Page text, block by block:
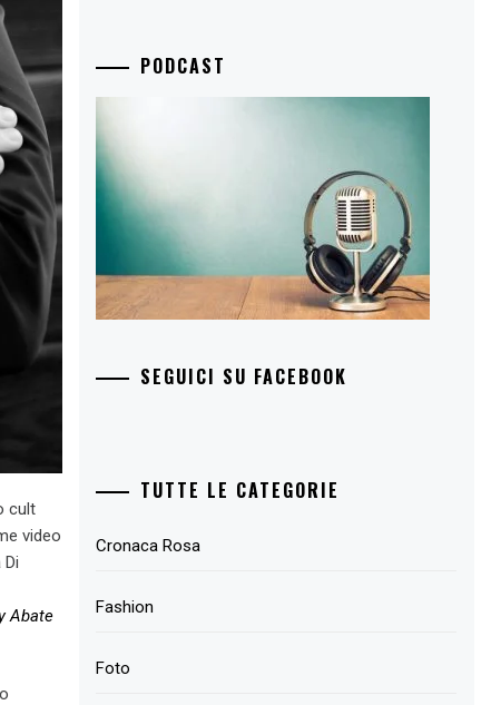
cult
video
Abate
PODCAST
SEGUICI SU FACEBOOK
TUTTE LE CATEGORIE
Cronaca Rosa
Fashion
Foto